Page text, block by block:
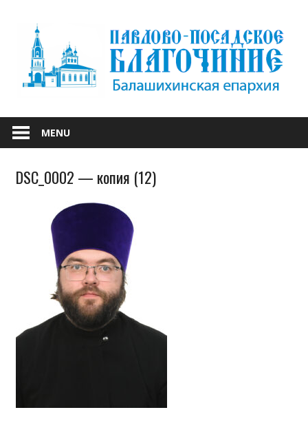
content
ПАВЛОВО-
ПОСАДСКОЕ
MENU
DSC_0002 — копия (12)